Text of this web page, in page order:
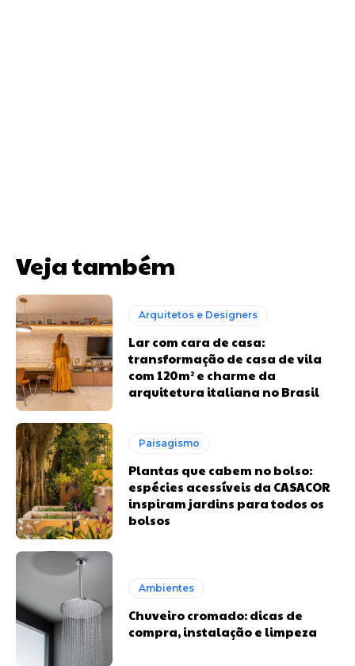
Veja também
Arquitetos e Designers
Lar com cara de casa:
transformação de casa de vila
com 120m² e charme da
arquitetura italiana no Brasil
Paisagismo
Plantas que cabem no bolso:
espécies acessíveis da CASACOR
inspiram jardins para todos os
bolsos
Ambientes
Chuveiro cromado: dicas de
compra, instalação e limpeza